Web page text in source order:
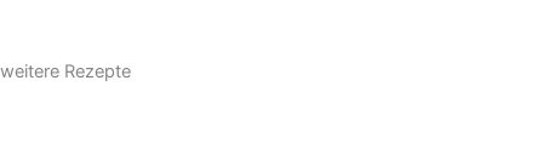
weitere Rezepte